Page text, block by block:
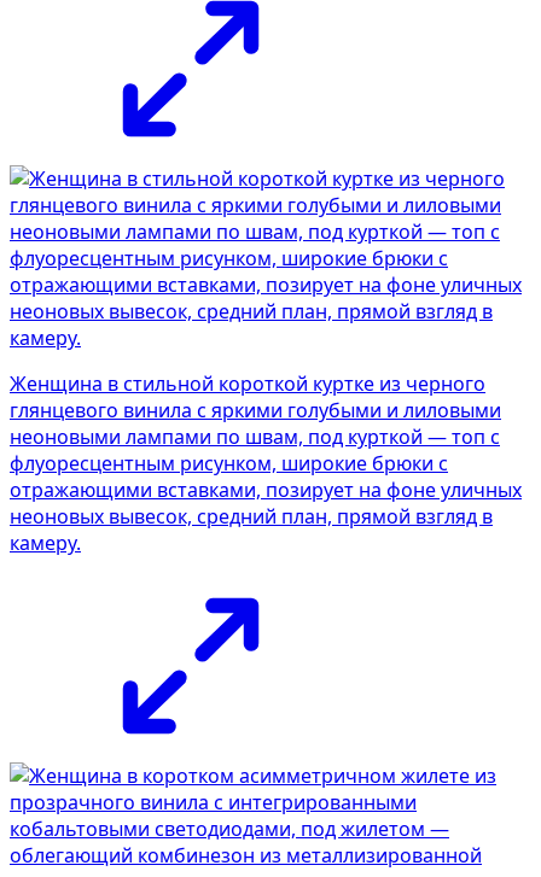
Женщина в стильной короткой куртке из черного
глянцевого винила с яркими голубыми и лиловыми
неоновыми лампами по швам, под курткой — топ с
флуоресцентным рисунком, широкие брюки с
отражающими вставками, позирует на фоне уличных
неоновых вывесок, средний план, прямой взгляд в
камеру.